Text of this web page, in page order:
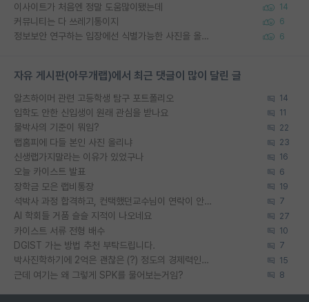
이사이트가 처음엔 정말 도움많이됐는데 14
커뮤니티는 다 쓰레기통이지 6
정보보안 연구하는 입장에선 식별가능한 사진을 올리는건 비추이긴함 6
자유 게시판(아무개랩)에서 최근 댓글이 많이 달린 글
알츠하이머 관련 고등학생 탐구 포트폴리오 14
입학도 안한 신입생이 원래 관심을 받나요 11
물박사의 기준이 뭐임? 22
랩홈피에 다들 본인 사진 올리냐 23
신생랩가지말라는 이유가 있었구나 16
오늘 카이스트 발표 6
장학금 모은 랩비통장 19
석박사 과정 합격하고, 컨택했던교수님이 연락이 안됩니다... 7
AI 학회들 거품 슬슬 지적이 나오네요 27
카이스트 서류 전형 배수 10
DGIST 가는 방법 추천 부탁드립니다. 7
박사진학하기에 2억은 괜찮은 (?) 정도의 경제력인가요 15
근데 여기는 왜 그렇게 SPK를 물어보는거임? 8